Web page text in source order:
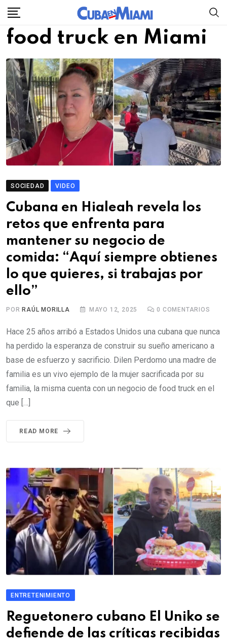
Skip
content
food truck en Miami
SOCIEDAD VIDEO
Cubana en Hialeah revela los
retos que enfrenta para
mantener su negocio de
comida: “Aquí siempre obtienes
lo que quieres, si trabajas por
ello”
POR RAÚL MORILLA MAYO 12, 2025 0 COMENTARIOS
Hace 25 años arribó a Estados Unidos una cubana que nunca
ha perdido la esperanza de construir su sueño americano a
base de esfuerzo y sacrificio. Dilen Perdomo una madre de
familia es un vivo ejemplo de la mujer sacrificada por su
familia, la misma cuenta con un negocio de food truck en el
que […]
READ MORE
ENTRETENIMIENTO
Reguetonero cubano El Uniko se
defiende de las críticas recibidas